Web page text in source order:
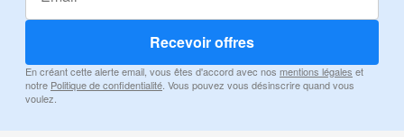
Recevoir offres
En créant cette alerte email, vous êtes d'accord avec nos mentions légales et
notre Politique de confidentialité . Vous pouvez vous désinscrire quand vous
voulez.